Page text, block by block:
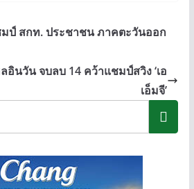
y
n
k
ป์ สกท. ประชาชน ภาคตะวันออก
นวัน จบลบ 14 คว้าแชมป์สวิง ‘เอ
เอ็มจี’